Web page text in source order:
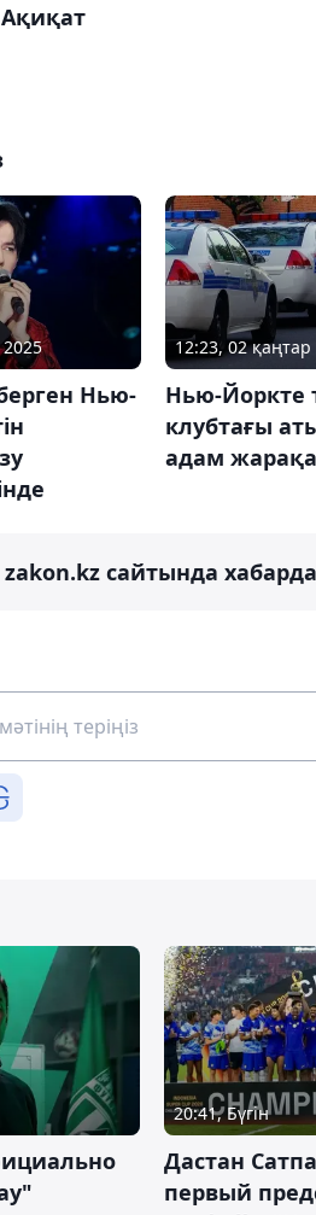
Ақиқат
Нью-
12:23, 02 қаңтар
Нью-Йоркте
клубтағы
адам
сайтында
20:41, Бүгін
Дастан
первый